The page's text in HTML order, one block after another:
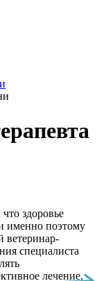
здоровье
именно поэтому
ветеринар-
специалиста
лечение,